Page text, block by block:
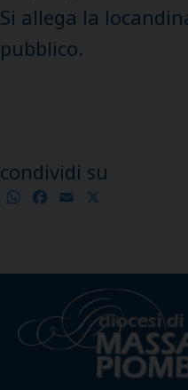
Si allega la
pubblico.
condividi su
WhatsApp
Facebook
Email